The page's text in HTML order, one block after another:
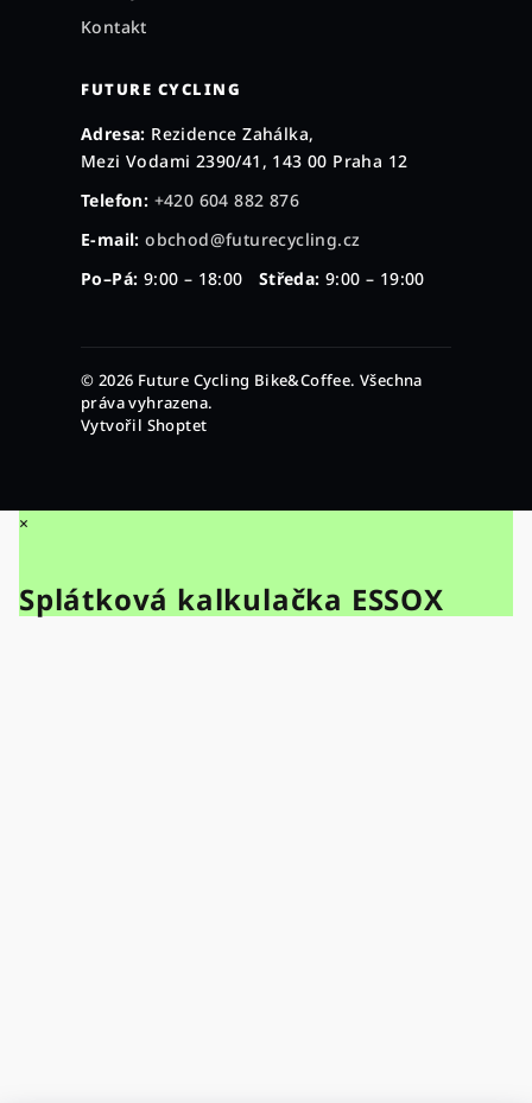
Kontakt
FUTURE CYCLING
Adresa: Rezidence Zahálka,
Mezi Vodami 2390/41, 143 00 Praha 12
Telefon: +420 604 882 876
E-mail: obchod@futurecycling.cz
Po–Pá: 9:00 – 18:00 Středa: 9:00 – 19:00
© 2026 Future Cycling Bike&Coffee. Všechna
práva vyhrazena.
Vytvořil Shoptet
×
Splátková kalkulačka ESSOX